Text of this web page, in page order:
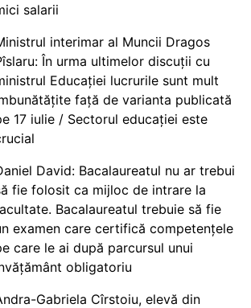
salarii
interimar al Muncii Dragos
În urma ultimelor discuții cu
Educației lucrurile sunt mult
față de varianta publicată
17 iulie / Sectorul educației este
David: Bacalaureatul nu ar trebui
fie folosit ca mijloc de intrare la
Bacalaureatul trebuie să fie
examen care certifică competențele
care le ai după parcursul unui
obligatoriu
Gabriela Cîrstoiu, elevă din